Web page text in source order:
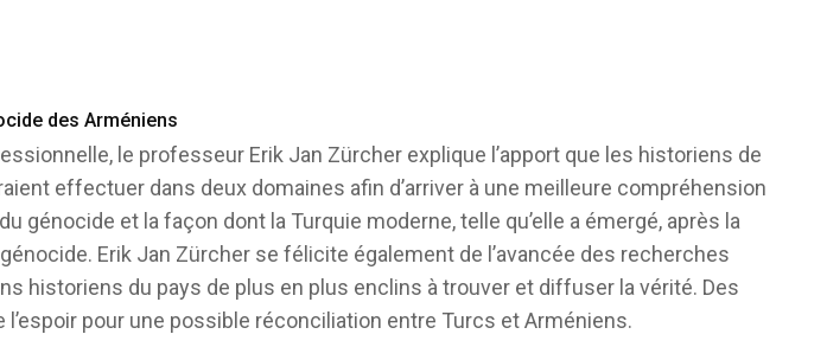
des Arméniens
le professeur Erik Jan Zürcher explique l’apport que les historiens de
effectuer dans deux domaines afin d’arriver à une meilleure compréhension
génocide et la façon dont la Turquie moderne, telle qu’elle a émergé, après la
Erik Jan Zürcher se félicite également de l’avancée des recherches
historiens du pays de plus en plus enclins à trouver et diffuser la vérité. Des
pour une possible réconciliation entre Turcs et Arméniens.